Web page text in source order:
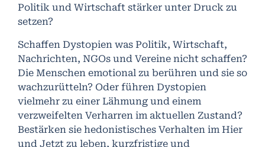
Politik und Wirtschaft stärker unter Druck zu
setzen?
Schaffen Dystopien was Politik, Wirtschaft,
Nachrichten, NGOs und Vereine nicht schaffen?
Die Menschen emotional zu berühren und sie so
wachzurütteln? Oder führen Dystopien
vielmehr zu einer Lähmung und einem
verzweifelten Verharren im aktuellen Zustand?
Bestärken sie hedonistisches Verhalten im Hier
und Jetzt zu leben, kurzfristige und